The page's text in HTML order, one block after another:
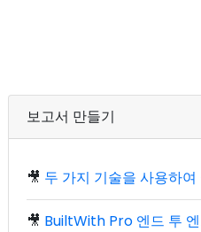
보고서 만들기
🎥 두 가지 기술을 사용하
🎥 BuiltWith Pro 엔드 투